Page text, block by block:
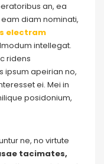
an, ea
diam nominati,
electram
intellegat.
ridens
ipsum apeirian no,
ei. Mei in
posidonium,
ne, no virtute
tacimates,